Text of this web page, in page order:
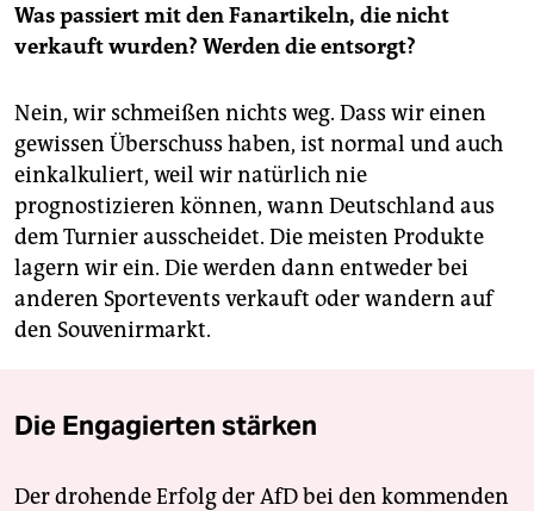
Was passiert mit den Fanartikeln, die nicht
verkauft wurden? Werden die entsorgt?
Nein, wir schmeißen nichts weg. Dass wir einen
gewissen Überschuss haben, ist normal und auch
einkalkuliert, weil wir natürlich nie
prognostizieren können, wann Deutschland aus
dem Turnier ausscheidet. Die meisten Produkte
lagern wir ein. Die werden dann entweder bei
anderen Sportevents verkauft oder wandern auf
den Souvenirmarkt.
Die Engagierten stärken
Der drohende Erfolg der AfD bei den kommenden